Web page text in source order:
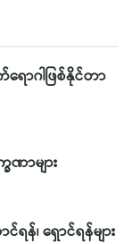
ောဂါဖြစ်နိုင်တာ
ာများ
န်၊ ရှောင်ရန်များ